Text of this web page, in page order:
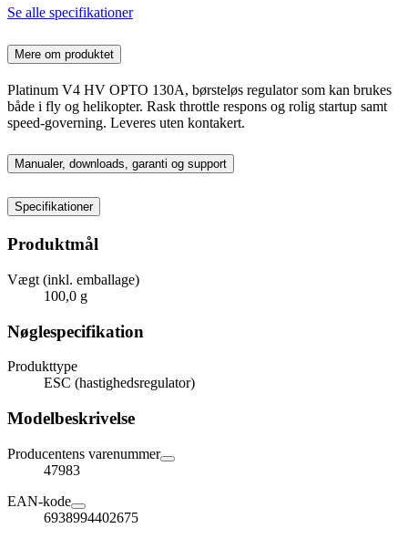
Se alle specifikationer
Mere om produktet
Platinum V4 HV OPTO 130A, børsteløs regulator som kan brukes
både i fly og helikopter. Rask throttle respons og rolig startup samt
speed-governing. Leveres uten kontakert.
Manualer, downloads, garanti og support
Specifikationer
Produktmål
Vægt (inkl. emballage)
100,0 g
Nøglespecifikation
Produkttype
ESC (hastighedsregulator)
Modelbeskrivelse
Producentens varenummer
47983
EAN-kode
6938994402675